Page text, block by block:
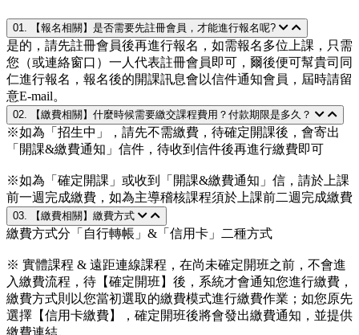
01. 【報名相關】是否需要先註冊會員，才能進行報名呢?
是的，請先註冊會員後再進行報名，如需報名多位上課，只需
您（或連絡窗口）一人代表註冊會員即可，爾後便可幫貴司同
仁進行報名，報名後的開課訊息會以信件通知會員，屆時請留
意E-mail。
02. 【繳費相關】什麼時候需要繳交課程費用？付款期限是多久？
※如為「招生中」，請先不需繳費，待確定開課後，會寄出
「開課&繳費通知」信件，待收到信件後再進行繳費即可
※如為「確定開課」或收到「開課&繳費通知」信，請於上課
前一週完成繳費，如為主導稽核課程須於上課前二週完成繳費
03. 【繳費相關】繳費方式
繳費方式分「自行轉帳」&「信用卡」二種方式
※ 實體課程 & 遠距連線課程，在尚未確定開班之前，不會進
入繳費流程，待【確定開班】後，系統才會通知您進行繳費，
繳費方式則以您當初選取的繳費模式進行繳費作業；如您原先
選擇【信用卡繳費】，確定開班後將會發出繳費通知，並提供
繳費連結。